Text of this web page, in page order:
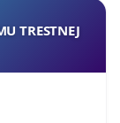
TRESTNEJ